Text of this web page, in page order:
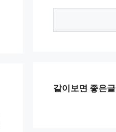
같이보면 좋은글